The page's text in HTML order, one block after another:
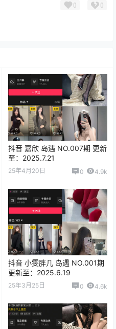
0 0
抖音 嘉欣 岛遇 NO.007期 更新
至：2025.7.21
25年4月20日 0 4.9k
抖音 小雯胖几 岛遇 NO.001期
更新至：2025.6.19
25年3月25日 0 4.6k